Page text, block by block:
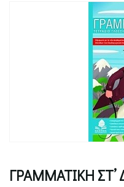
ΓΡΑΜΜΑΤΙΚΗ